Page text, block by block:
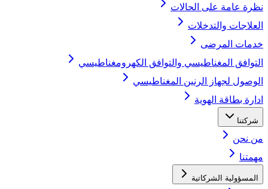
نظرة عامة على الحالات
العلاجات والتدخلات
خدمات المرضى
التوافق المغناطيسي والتوافق الكهرومغناطيسي
الوصول لجهاز الرنين المغناطيسي
ادارة بطاقة الهوية
شركتنا
من نحن
مهمتنا
المسؤولية الشركاتية